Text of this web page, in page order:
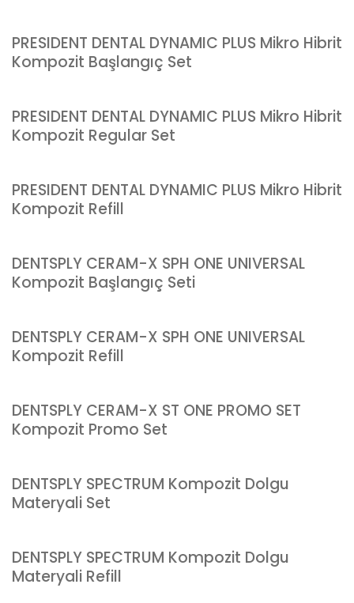
PRESIDENT DENTAL DYNAMIC PLUS Mikro Hibrit
Kompozit Başlangıç Set
PRESIDENT DENTAL DYNAMIC PLUS Mikro Hibrit
Kompozit Regular Set
PRESIDENT DENTAL DYNAMIC PLUS Mikro Hibrit
Kompozit Refill
DENTSPLY CERAM-X SPH ONE UNIVERSAL
Kompozit Başlangıç Seti
DENTSPLY CERAM-X SPH ONE UNIVERSAL
Kompozit Refill
DENTSPLY CERAM-X ST ONE PROMO SET
Kompozit Promo Set
DENTSPLY SPECTRUM Kompozit Dolgu
Materyali Set
DENTSPLY SPECTRUM Kompozit Dolgu
Materyali Refill